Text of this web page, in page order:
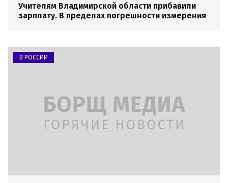
Учителям Владимирской области прибавили
зарплату. В пределах погрешности измерения
В РОССИИ